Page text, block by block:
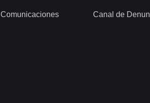
Comunicaciones Canal de